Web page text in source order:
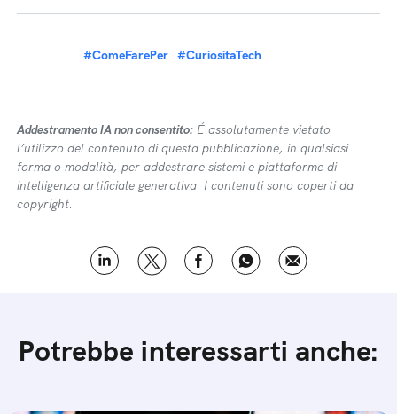
#ComeFarePer #CuriositaTech
Addestramento IA non consentito: É assolutamente vietato
l’utilizzo del contenuto di questa pubblicazione, in qualsiasi
forma o modalità, per addestrare sistemi e piattaforme di
intelligenza artificiale generativa. I contenuti sono coperti da
copyright.
Potrebbe interessarti anche: